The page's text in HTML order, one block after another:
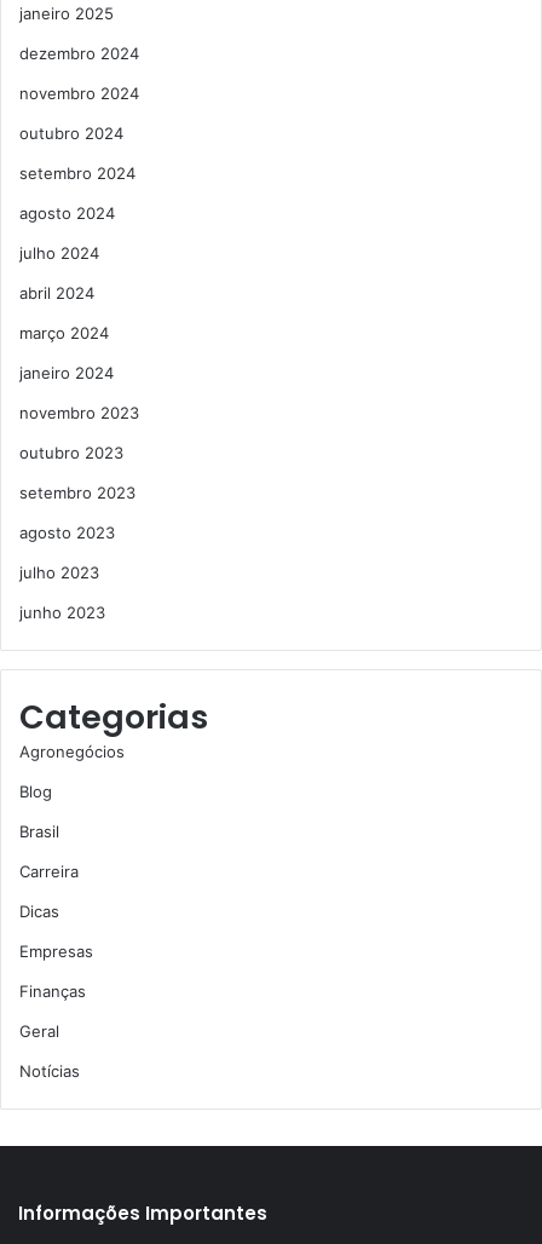
janeiro 2025
dezembro 2024
novembro 2024
outubro 2024
setembro 2024
agosto 2024
julho 2024
abril 2024
março 2024
janeiro 2024
novembro 2023
outubro 2023
setembro 2023
agosto 2023
julho 2023
junho 2023
Categorias
Agronegócios
Blog
Brasil
Carreira
Dicas
Empresas
Finanças
Geral
Notícias
Informações Importantes